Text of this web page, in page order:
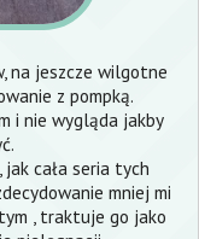
na jeszcze wilgotne
z pompką.
i nie wygląda jakby
cała seria tych
mniej mi
, traktuje go jako